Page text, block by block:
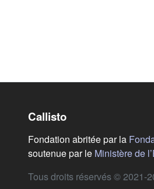
Callisto
Fondation abritée par la
soutenue par le Ministère de
Tous droits réservés © 2021-